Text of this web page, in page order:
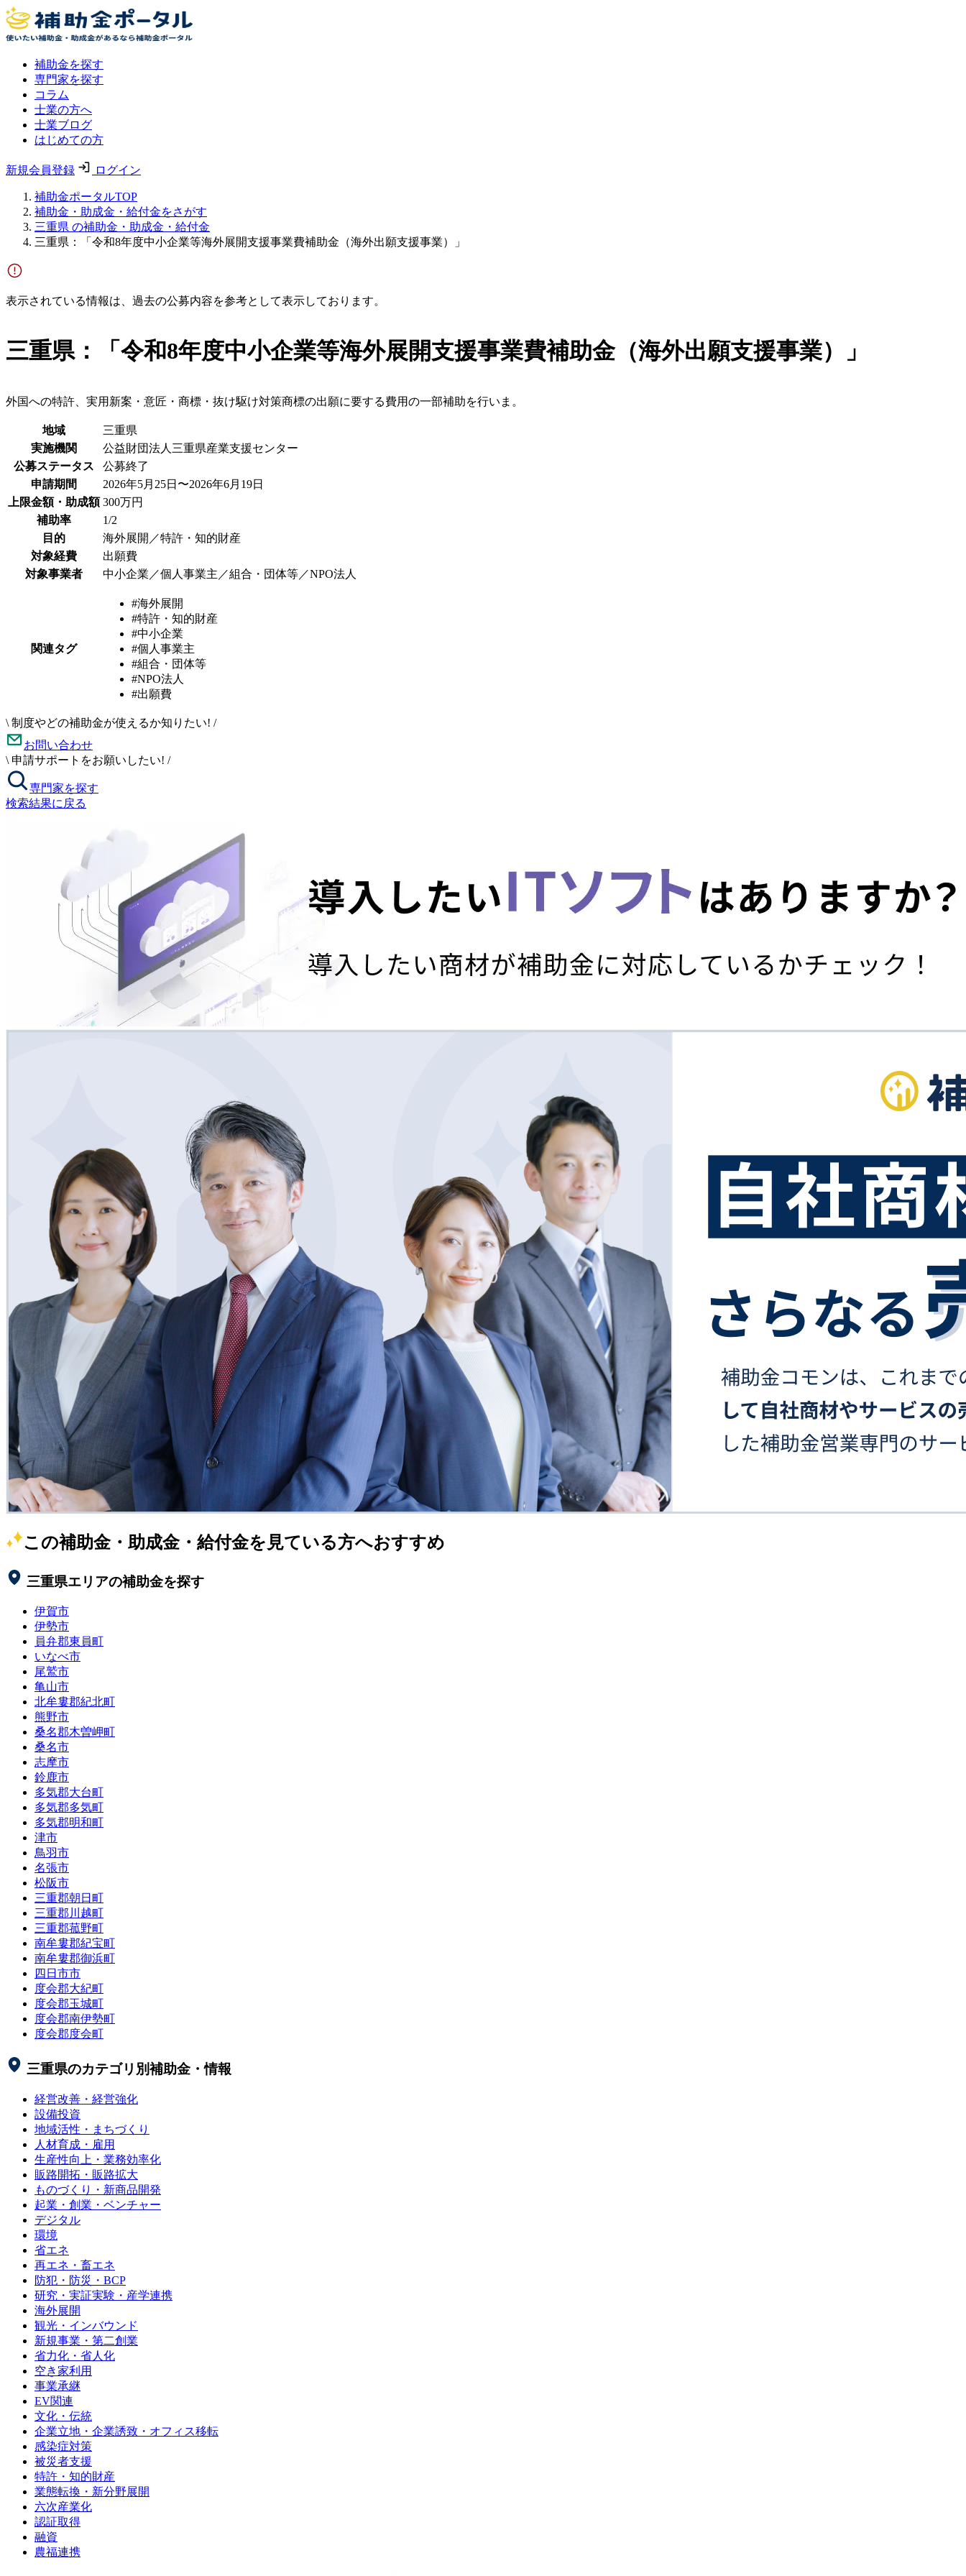
補助金を探す
専門家を探す
コラム
士業の方へ
士業ブログ
はじめての方
新規会員登録 ログイン
補助金ポータルTOP
補助金・助成金・給付金をさがす
三重県 の補助金・助成金・給付金
三重県：「令和8年度中小企業等海外展開支援事業費補助金（海外出願支援事業）」
表示されている情報は、過去の公募内容を参考として表示しております。
三重県：「令和8年度中小企業等海外展開支援事業費補助金（海外出願支援事業）」
外国への特許、実用新案・意匠・商標・抜け駆け対策商標の出願に要する費用の一部補助を行いま。
地域
三重県
実施機関
公益財団法人三重県産業支援センター
公募ステータス
公募終了
申請期間
2026年5月25日〜2026年6月19日
上限金額・助成額 300万円
補助率
1/2
目的
海外展開／特許・知的財産
対象経費
出願費
対象事業者
中小企業／個人事業主／組合・団体等／NPO法人
関連タグ
#海外展開
#特許・知的財産
#中小企業
#個人事業主
#組合・団体等
#NPO法人
#出願費
\ 制度やどの補助金が使えるか知りたい! /
お問い合わせ
\ 申請サポートをお願いしたい! /
専門家を探す
検索結果に戻る
この補助金・助成金・給付金を見ている方へおすすめ
三重県エリアの補助金を探す
伊賀市
伊勢市
員弁郡東員町
いなべ市
尾鷲市
亀山市
北牟婁郡紀北町
熊野市
桑名郡木曽岬町
桑名市
志摩市
鈴鹿市
多気郡大台町
多気郡多気町
多気郡明和町
津市
鳥羽市
名張市
松阪市
三重郡朝日町
三重郡川越町
三重郡菰野町
南牟婁郡紀宝町
南牟婁郡御浜町
四日市市
度会郡大紀町
度会郡玉城町
度会郡南伊勢町
度会郡度会町
三重県のカテゴリ別補助金・情報
経営改善・経営強化
設備投資
地域活性・まちづくり
人材育成・雇用
生産性向上・業務効率化
販路開拓・販路拡大
ものづくり・新商品開発
起業・創業・ベンチャー
デジタル
環境
省エネ
再エネ・畜エネ
防犯・防災・BCP
研究・実証実験・産学連携
海外展開
観光・インバウンド
新規事業・第二創業
省力化・省人化
空き家利用
事業承継
EV関連
文化・伝統
企業立地・企業誘致・オフィス移転
感染症対策
被災者支援
特許・知的財産
業態転換・新分野展開
六次産業化
認証取得
融資
農福連携